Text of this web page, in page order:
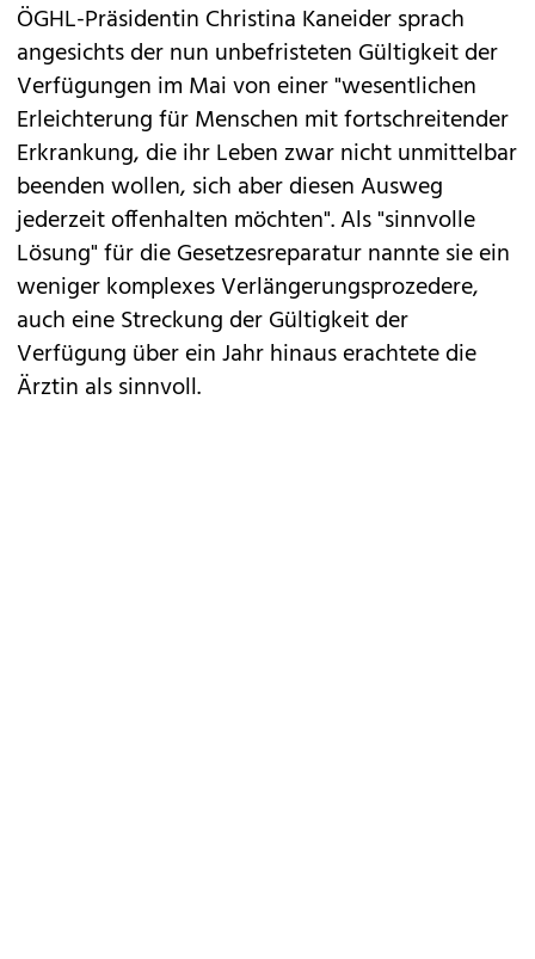
ÖGHL-Präsidentin Christina Kaneider sprach
angesichts der nun unbefristeten Gültigkeit der
Verfügungen im Mai von einer "wesentlichen
Erleichterung für Menschen mit fortschreitender
Erkrankung, die ihr Leben zwar nicht unmittelbar
beenden wollen, sich aber diesen Ausweg
jederzeit offenhalten möchten". Als "sinnvolle
Lösung" für die Gesetzesreparatur nannte sie ein
weniger komplexes Verlängerungsprozedere,
auch eine Streckung der Gültigkeit der
Verfügung über ein Jahr hinaus erachtete die
Ärztin als sinnvoll.